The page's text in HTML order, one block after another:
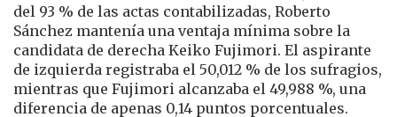
del 93 % de las actas contabilizadas, Roberto
Sánchez mantenía una ventaja mínima sobre la
candidata de derecha Keiko Fujimori. El aspirante
de izquierda registraba el 50,012 % de los sufragios,
mientras que Fujimori alcanzaba el 49,988 %, una
diferencia de apenas 0,14 puntos porcentuales.